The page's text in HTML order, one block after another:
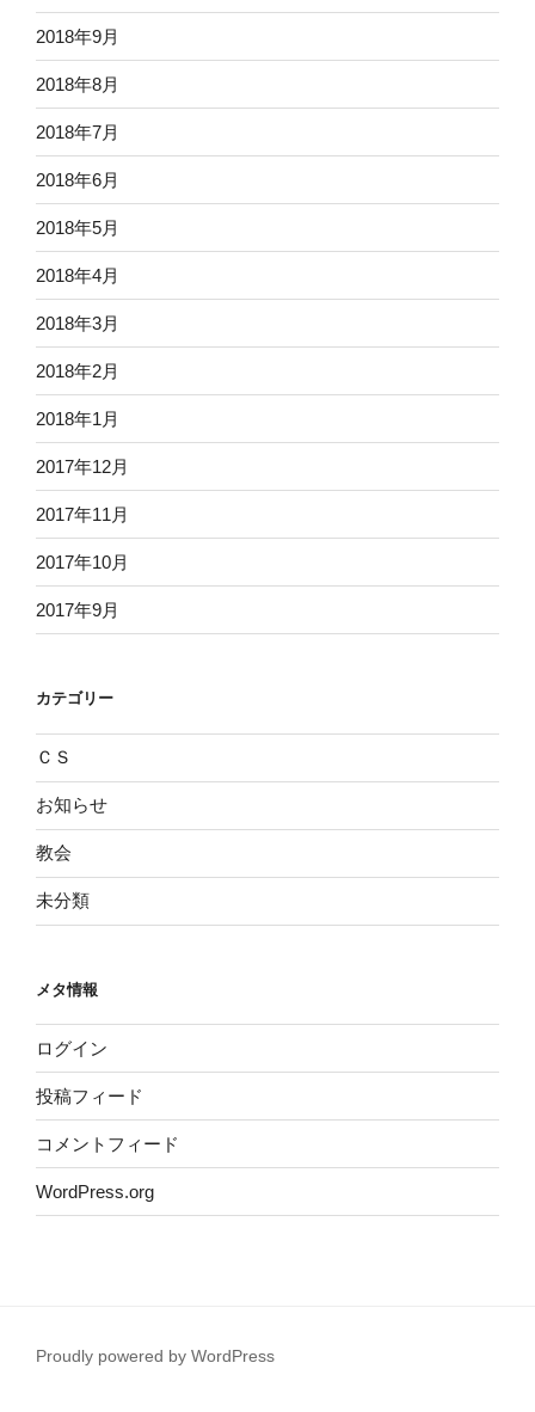
2018年9月
2018年8月
2018年7月
2018年6月
2018年5月
2018年4月
2018年3月
2018年2月
2018年1月
2017年12月
2017年11月
2017年10月
2017年9月
カテゴリー
ＣＳ
お知らせ
教会
未分類
メタ情報
ログイン
投稿フィード
コメントフィード
WordPress.org
Proudly powered by WordPress